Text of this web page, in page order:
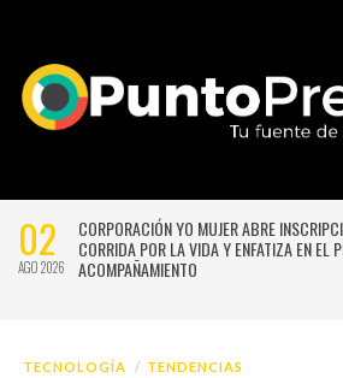
02
AGO 2026
CORPORACIÓN YO MUJER ABRE
CORRIDA POR LA VIDA Y ENFATIZA EN EL
ACOMPAÑAMIENTO
TECNOLOGÍA TENDENCIAS